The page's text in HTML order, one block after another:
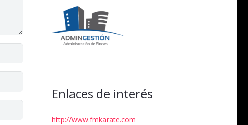
Enlaces de interés
http://www.fmkarate.com